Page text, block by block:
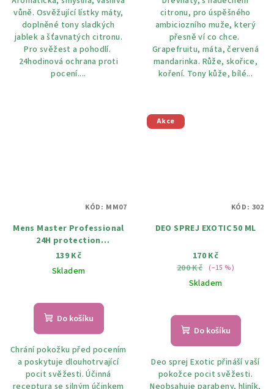
vůně. Osvěžující lístky máty,
doplněné tony sladkých
jablek a šťavnatých citronu.
Pro svěžest a pohodlí.
24hodinová ochrana proti
pocení....
citronu, pro úspěšného
ambiciozního muže, který
přesně ví co chce.
Grapefruitu, máta, červená
mandarinka. Růže, skořice,
koření. Tony kůže, bílé...
Mens Master Professional
24H protection
antiperspirant deodorant
150 ml
139 Kč
Skladem
Do košíku
Chrání pokožku před pocením
a poskytuje dlouhotrvající
pocit svěžesti. Účinná
receptura se silným účinkem
KÓD: MM07
Akce
DEO SPREJ EXOTIC 50 ML
170 Kč
200 Kč (–15 %)
Skladem
Do košíku
Deo sprej Exotic přináší vaší
pokožce pocit svěžesti.
Neobsahuje parabeny, hliník,
KÓD: 302